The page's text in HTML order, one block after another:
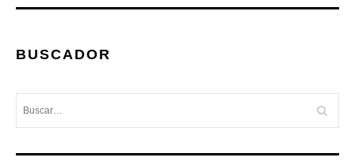
BUSCADOR